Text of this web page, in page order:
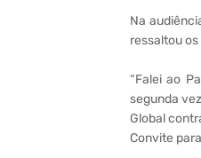
Na
ressaltou
“Falei ao
segunda
Global
Convite